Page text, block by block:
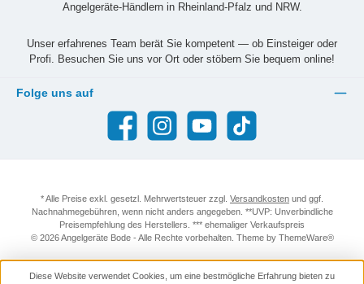
Angelgeräte-Händlern in Rheinland-Pfalz und NRW.
Unser erfahrenes Team berät Sie kompetent — ob Einsteiger oder
Profi. Besuchen Sie uns vor Ort oder stöbern Sie bequem online!
Folge uns auf
Facebook Instagram YouTube TikTok
* Alle Preise exkl. gesetzl. Mehrwertsteuer zzgl. Versandkosten und ggf.
Nachnahmegebühren, wenn nicht anders angegeben. **UVP: Unverbindliche
Preisempfehlung des Herstellers. *** ehemaliger Verkaufspreis
© 2026 Angelgeräte Bode - Alle Rechte vorbehalten. Theme by ThemeWare®
Diese Website verwendet Cookies, um eine bestmögliche Erfahrung bieten zu